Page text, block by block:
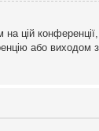
або виходом